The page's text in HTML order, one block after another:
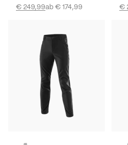
ab€ 174,99
€ 249,99 €